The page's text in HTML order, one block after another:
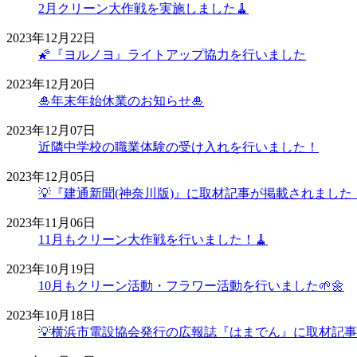
2月クリーン大作戦を実施しました🧹
2023年12月22日
🌠『ヨルノヨ』ライトアップ協力を行いました
2023年12月20日
🎍年末年始休業のお知らせ🎍
2023年12月07日
近隣中学校の職業体験の受け入れを行いました！
2023年12月05日
💡『建通新聞(神奈川版)』に取材記事が掲載されました
2023年11月06日
11月もクリーン大作戦を行いました！🧹
2023年10月19日
10月もクリーン活動・フラワー活動を行いました🌱🌼
2023年10月18日
💡横浜市電設協会発行の広報誌『はまでん』に取材記